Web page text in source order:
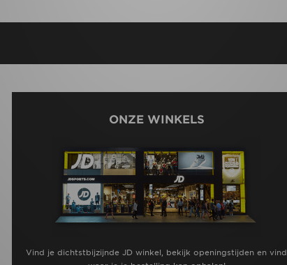
ONZE WINKELS
Vind je dichtstbijzijnde JD winkel, bekijk openingstijden en vind